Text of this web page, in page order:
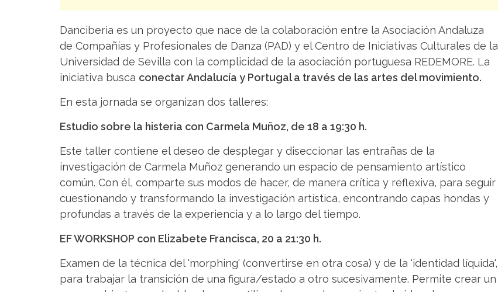
Danciberia es un proyecto que nace de la colaboración entre la Asociación Andaluza
de Compañías y Profesionales de Danza (PAD) y el Centro de Iniciativas Culturales de la
Universidad de Sevilla con la complicidad de la asociación portuguesa REDEMORE. La
iniciativa busca conectar Andalucía y Portugal a través de las artes del movimiento.
En esta jornada se organizan dos talleres:
Estudio sobre la histeria con Carmela Muñoz, de 18 a 19:30 h.
Este taller contiene el deseo de desplegar y diseccionar las entrañas de la
investigación de Carmela Muñoz generando un espacio de pensamiento artístico
común. Con él, comparte sus modos de hacer, de manera crítica y reflexiva, para seguir
cuestionando y transformando la investigación artística, encontrando capas hondas y
profundas a través de la experiencia y a lo largo del tiempo.
EF WORKSHOP con Elizabete Francisca, 20 a 21:30 h.
Examen de la técnica del 'morphing' (convertirse en otra cosa) y de la 'identidad líquida',
para trabajar la transición de una figura/estado a otro sucesivamente. Permite crear un